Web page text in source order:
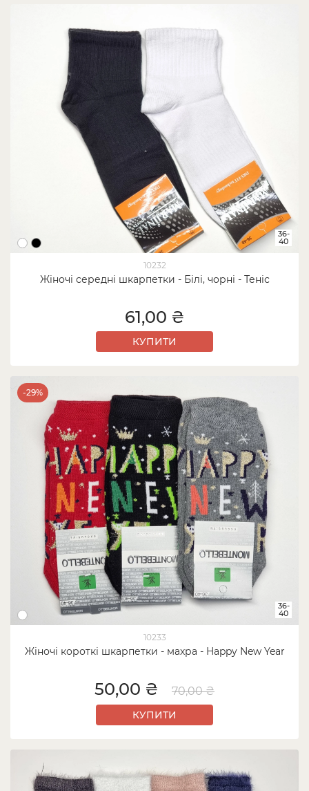
10232
Жіночі середні шкарпетки - Білі, чорні - Теніс
36-
40
61,00 ₴
КУПИТИ
-29%
10233
Жіночі короткі шкарпетки - махра - Happy New Year
36-
40
50,00 ₴ 70,00 ₴
КУПИТИ